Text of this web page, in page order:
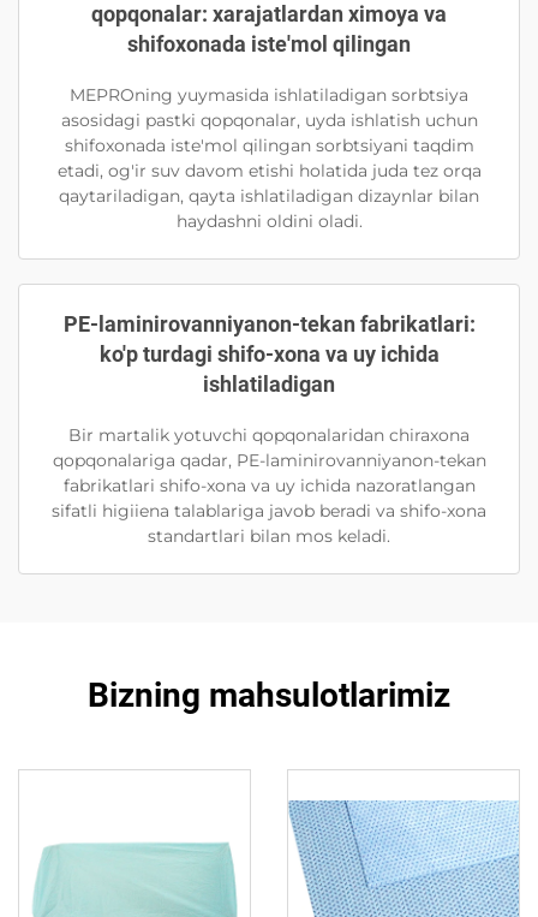
qopqonalar: xarajatlardan ximoya va
shifoxonada iste'mol qilingan
MEPROning yuymasida ishlatiladigan sorbtsiya
asosidagi pastki qopqonalar, uyda ishlatish uchun
shifoxonada iste'mol qilingan sorbtsiyani taqdim
etadi, og'ir suv davom etishi holatida juda tez orqa
qaytariladigan, qayta ishlatiladigan dizaynlar bilan
haydashni oldini oladi.
PE-laminirovanniyanon-tekan fabrikatlari:
ko'p turdagi shifo-xona va uy ichida
ishlatiladigan
Bir martalik yotuvchi qopqonalaridan chiraxona
qopqonalariga qadar, PE-laminirovanniyanon-tekan
fabrikatlari shifo-xona va uy ichida nazoratlangan
sifatli higiiena talablariga javob beradi va shifo-xona
standartlari bilan mos keladi.
Bizning mahsulotlarimiz